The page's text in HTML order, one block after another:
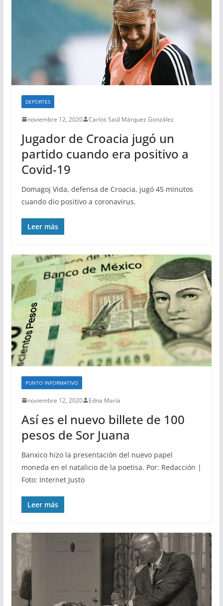
DEPORTES
noviembre 12, 2020 Carlos Saúl Márquez González
Jugador de Croacia jugó un
partido cuando era positivo a
Covid-19
Domagoj Vida, defensa de Croacia, jugó 45 minutos
cuando dio positivo a coronavirus.
Leer más
PUNTO INFORMATIVO
noviembre 12, 2020 Edna María
Así es el nuevo billete de 100
pesos de Sor Juana
Banxico hizo la presentación del nuevo papel
moneda en el natalicio de la poetisa. Por: Redacción |
Foto: Internet Justo
Leer más